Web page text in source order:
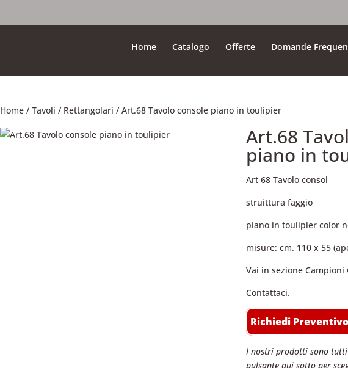
Home Catalogo Offerte Domande
Home/ Tavoli / Rettangolari / Art.68 Tavolo console piano in toulipier
Art.68
piano in
Art 68 Tavolo consol
struittura faggio
piano in toulipier color
misure: cm. 110 x 55
Vai in sezione Campioni
Contattaci.
Richiedi
I nostri prodotti sono
pulsante qui sotto per